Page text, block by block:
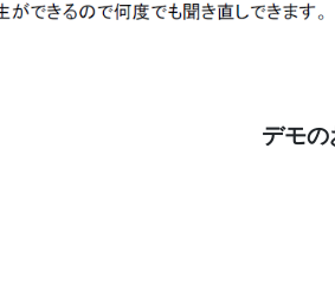
デモ